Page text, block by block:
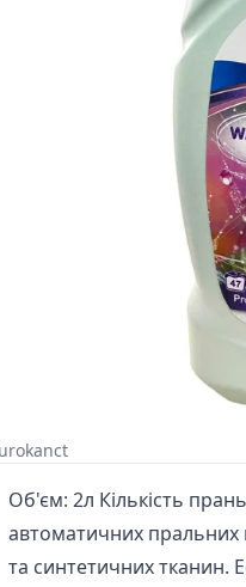
Об'єм: 2л Кількість
автоматичних пральних
та синтетичних тканин.